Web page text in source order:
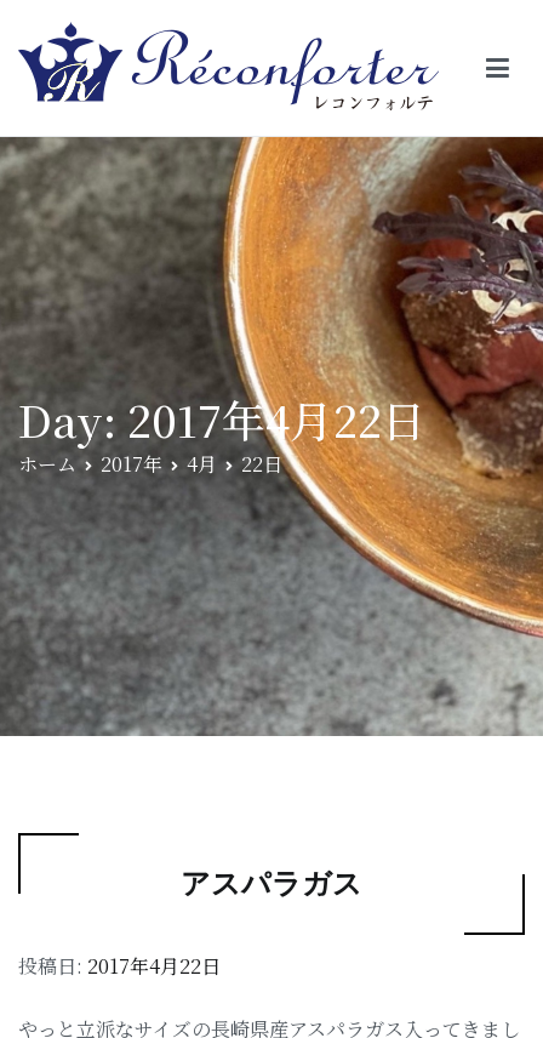
【レコンフォルテ】吹田・千里山/フレンチ（フラ
ンス料理）
絵の様に見える。そんな空間で、ゆっくり素材そのものの旨さを閉
じ込めたフレンチを・・・・・。
Day: 2017年4月22日
ホーム 2017年 4月 22日
アスパラガス
投稿日: 2017年4月22日
やっと立派なサイズの長崎県産アスパラガス入ってきまし